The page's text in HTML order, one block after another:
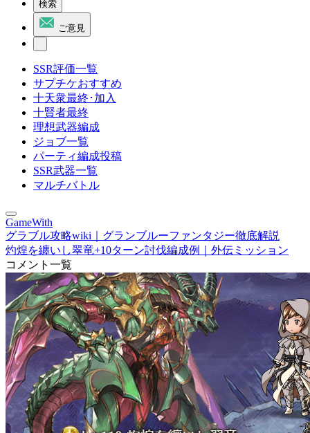
検索
ご意見
SSR評価一覧
サプチケおすすめ
十天衆最終･加入
十賢者最終
理想武器編成
ジョブ一覧
パーティ編成投稿
SSR武器一覧
マルチバトル
GameWith
グラブル攻略wiki｜グランブルーファンタジー徹底解説
灼煌を纏いし翠竜+10ターン討伐編成例｜外伝ミッション
コメント一覧